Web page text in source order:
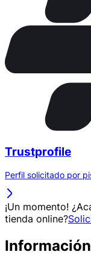
Trustprofile
Perfil solicitado por
¡Un momento!
tienda online?